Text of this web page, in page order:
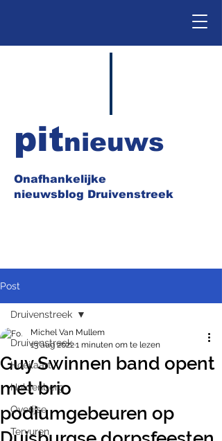
Onafhankelijke
nieuwsblog Druivenstreek
pitnieuws
Post
Druivenstreek
Hoeilaart
Huldenberg
Overijse
Tervuren
Druivenstreek
Guy Swinnen band opent
met brio
podiumgebeuren op
Michel Van Mullem
13 aug 20221 minuten om te lezen